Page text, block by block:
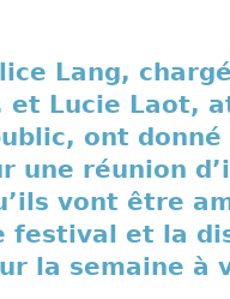
Lang,
Lucie Laot,
ont donné
une réunion
vont être
festival et la
la semaine à